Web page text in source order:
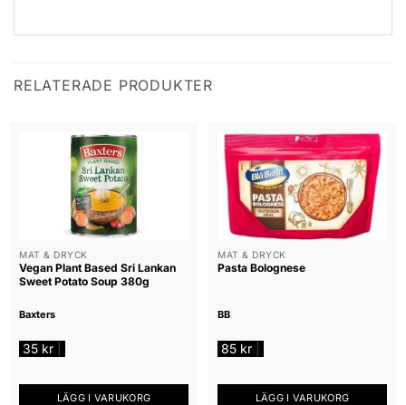
RELATERADE PRODUKTER
MAT & DRYCK
Vegan Plant Based Sri Lankan
Sweet Potato Soup 380g
Baxters
35 kr
LÄGG I VARUKORG
MAT & DRYCK
Pasta Bolognese
BB
85 kr
LÄGG I VARUKORG